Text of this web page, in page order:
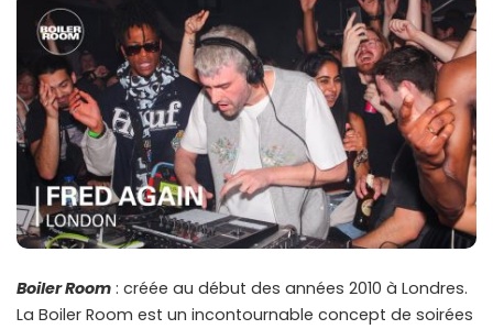
Boiler Room : créée au début des années 2010 à Londres.
La Boiler Room est un incontournable concept de soirées